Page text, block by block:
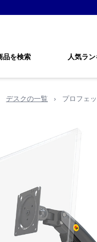
品を検索 人気ラ
デスクの一覧 › プロフェ